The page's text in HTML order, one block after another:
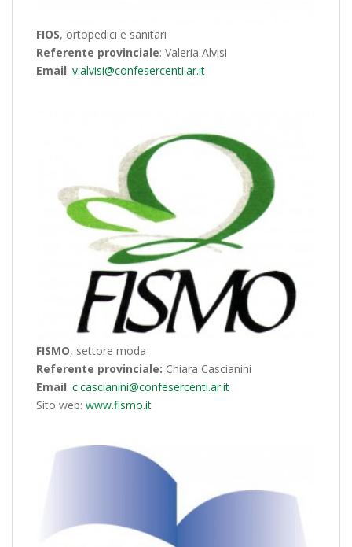
FIOS, ortopedici e sanitari
Referente provinciale: Valeria Alvisi
Email: v.alvisi@confesercenti.ar.it
FISMO, settore moda
Referente provinciale: Chiara Cascianini
Email: c.cascianini@confesercenti.ar.it
Sito web: www.fismo.it